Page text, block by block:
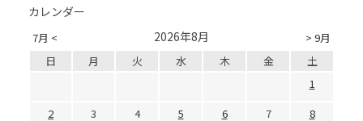
カレンダー
7月 < > 9月
2026年8月
日 月 火 水 木 金
土
1
2
3 4 5 6 7
8